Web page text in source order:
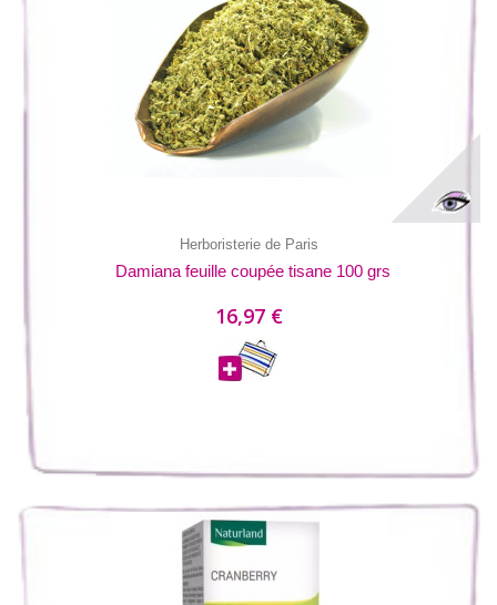
Herboristerie de Paris
Damiana feuille coupée tisane 100 grs
16,97 €